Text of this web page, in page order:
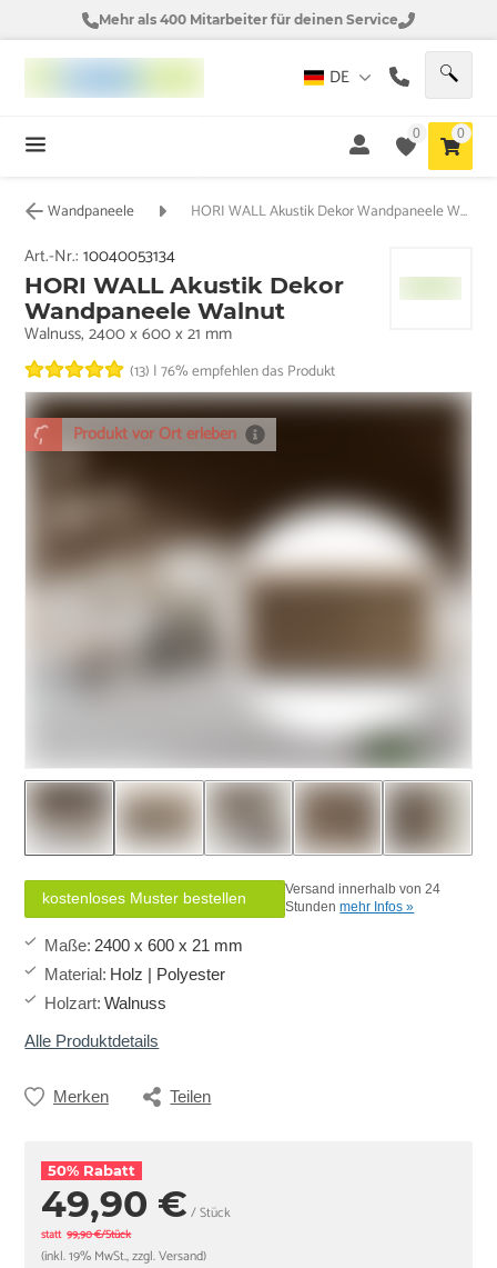
Mehr als 400 Mitarbeiter für deinen Service
DE
0 0
Wandpaneele HORI WALL Akustik Dekor Wandpaneele Walnut
Produkt vor Ort erleben
Art.-Nr.:10040053134
HORI WALL Akustik Dekor
Wandpaneele Walnut
Walnuss, 2400 x 600 x 21 mm
(13) |76% empfehlen das Produkt
kostenloses Muster bestellen
Versand innerhalb von 24
Stundenmehr Infos »
Maße: 2400 x 600 x 21 mm
Material: Holz | Polyester
Holzart: Walnuss
Alle Produktdetails
Merken Teilen
50% Rabatt
49,90 € / Stück
statt 99,90 €/Stück
(inkl. 19% MwSt., zzgl. Versand)